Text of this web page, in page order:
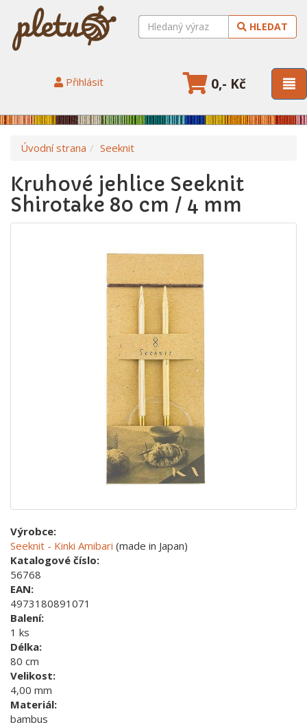
HLEDAT
Přihlásit 0,- Kč
Úvodní strana Seeknit
Kruhové jehlice Seeknit
Shirotake 80 cm / 4 mm
Výrobce:
Seeknit - Kinki Amibari (made in Japan)
Katalogové číslo:
56768
EAN:
4973180891071
Balení:
1 ks
Délka:
80 cm
Velikost:
4,00 mm
Materiál:
bambus